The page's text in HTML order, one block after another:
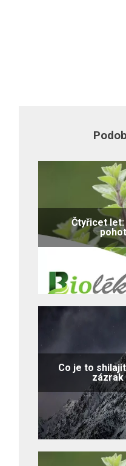
Čtyřicet
Co je to
zázrak